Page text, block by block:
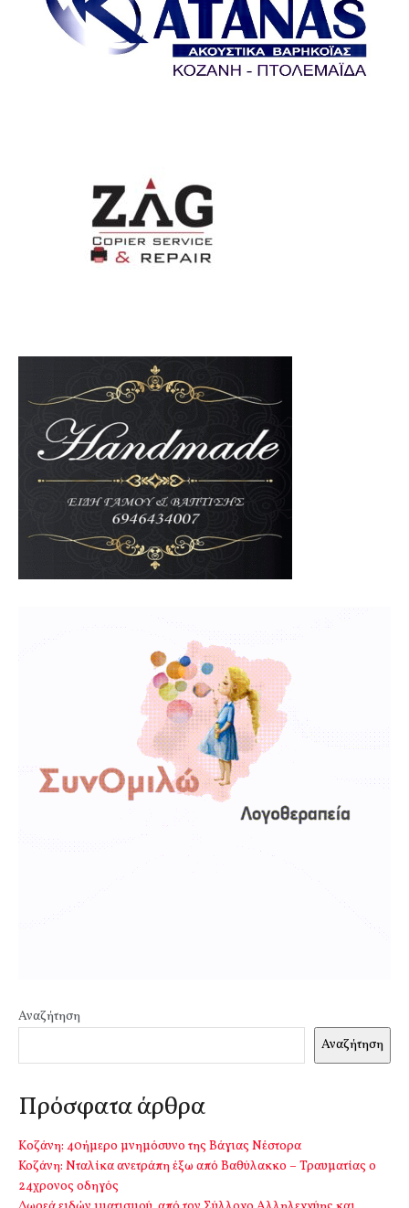
Αναζήτηση
Αναζήτηση
Πρόσφατα άρθρα
Kοζάνη: 40ήμερο μνημόσυνο της Βάγιας Νέστορα
Κοζάνη: Νταλίκα ανετράπη έξω από Βαθύλακκο – Τραυματίας ο
24χρονος οδηγός